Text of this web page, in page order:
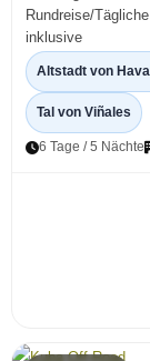
Rundreise/
inklusive
Altstadt von
Tal von Viñales
6 Tage / 5 Nächte